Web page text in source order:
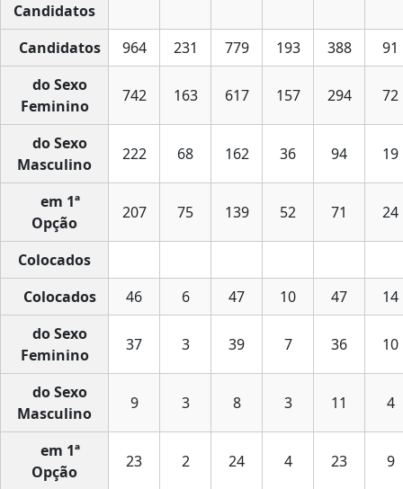
Candidatos
Candidatos
964 231 779 193 388
91
do Sexo
Feminino
742 163 617 157 294 72
do Sexo
Masculino
222 68 162 36 94 19
em 1ª
Opção
207 75 139 52 71 24
Colocados
Colocados
46 6 47 10 47
14
do Sexo
Feminino
37 3 39 7 36 10
do Sexo
Masculino
9 3 8 3 11 4
em 1ª
Opção
23 2 24 4 23 9